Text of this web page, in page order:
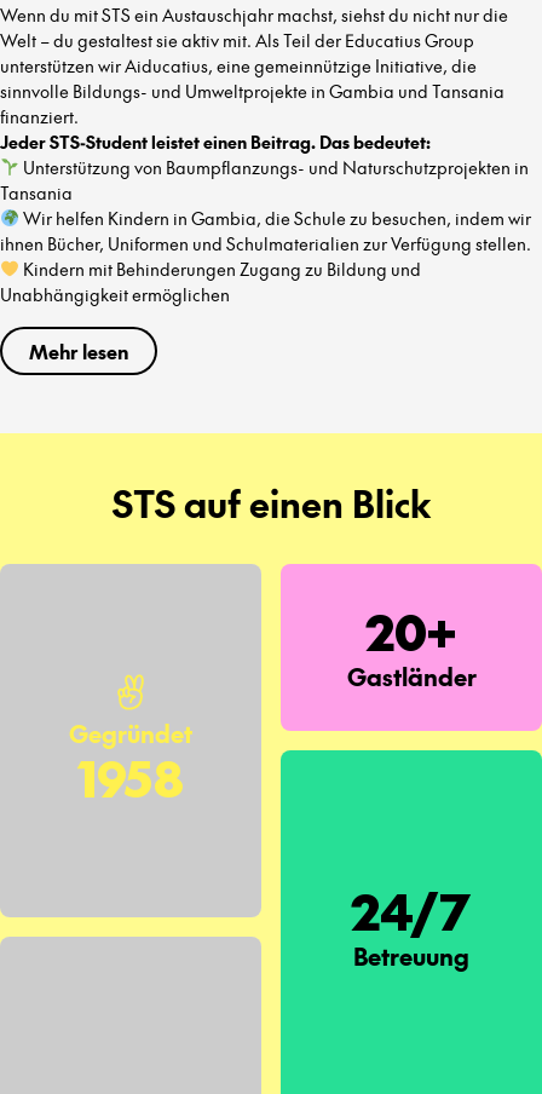
Wenn du mit STS ein Austauschjahr machst, siehst du nicht nur die
Welt – du gestaltest sie aktiv mit. Als Teil der Educatius Group
unterstützen wir Aiducatius, eine gemeinnützige Initiative, die
sinnvolle Bildungs- und Umweltprojekte in Gambia und Tansania
finanziert.
Jeder STS-Student leistet einen Beitrag. Das bedeutet:
Unterstützung von Baumpflanzungs- und Naturschutzprojekten in
Tansania
Wir helfen Kindern in Gambia, die Schule zu besuchen, indem wir
ihnen Bücher, Uniformen und Schulmaterialien zur Verfügung stellen.
Kindern mit Behinderungen Zugang zu Bildung und
Unabhängigkeit ermöglichen
Mehr lesen
STS auf einen Blick
Gegründet
1958
20+
Gastländer
24/7
Betreuung